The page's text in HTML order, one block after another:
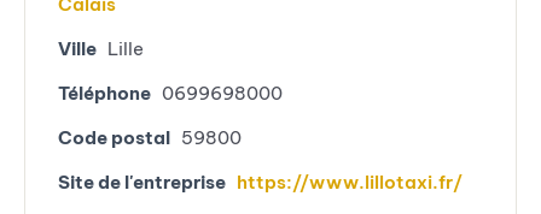
Ville Lille
Téléphone 0699698000
Code postal 59800
Site de l'entreprise https://www.lillotaxi.fr/